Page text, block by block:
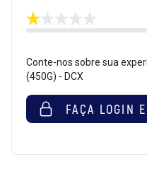
Conte-nos sobre sua
(450G) - DCX
FAÇA LOGIN